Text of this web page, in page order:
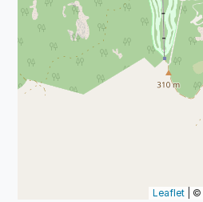
Leaflet| ©